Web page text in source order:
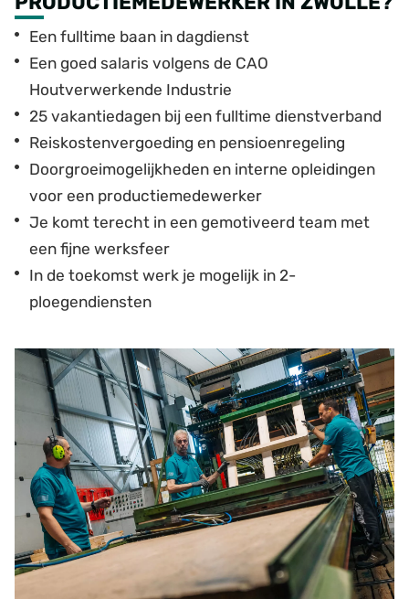
Een fulltime baan in dagdienst
Een goed salaris volgens de CAO
Houtverwerkende Industrie
25 vakantiedagen bij een fulltime dienstverband
Reiskostenvergoeding en pensioenregeling
Doorgroeimogelijkheden en interne opleidingen
voor een productiemedewerker
Je komt terecht in een gemotiveerd team met
een fijne werksfeer
In de toekomst werk je mogelijk in 2-
ploegendiensten